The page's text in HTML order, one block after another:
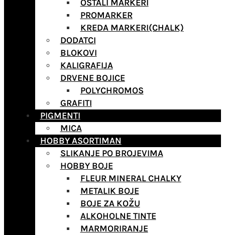
OSTALI MARKERI
PROMARKER
KREDA MARKERI(CHALK)
DODATCI
BLOKOVI
KALIGRAFIJA
DRVENE BOJICE
POLYCHROMOS
GRAFITI
PIGMENTI
MICA
HOBBY ASORTIMAN
SLIKANJE PO BROJEVIMA
HOBBY BOJE
FLEUR MINERAL CHALKY
METALIK BOJE
BOJE ZA KOŽU
ALKOHOLNE TINTE
MARMORIRANJE